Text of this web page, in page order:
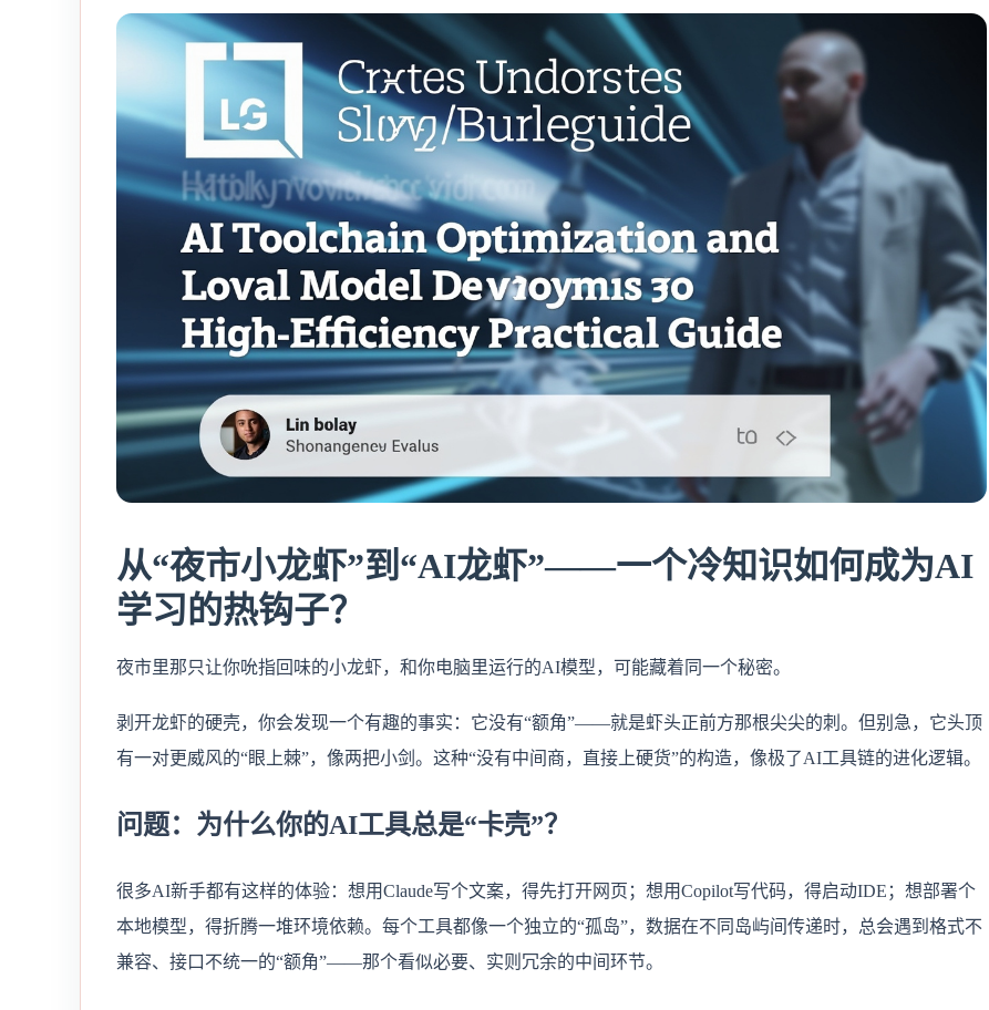
从“夜市小龙虾”到“AI龙虾”——一个冷知识如何成为AI
学习的热钩子？
夜市里那只让你吮指回味的小龙虾，和你电脑里运行的AI模型，可能藏着同一个秘密。
剥开龙虾的硬壳，你会发现一个有趣的事实：它没有“额角”——就是虾头正前方那根尖尖的刺。但别急，它头顶
有一对更威风的“眼上棘”，像两把小剑。这种“没有中间商，直接上硬货”的构造，像极了AI工具链的进化逻辑。
问题：为什么你的AI工具总是“卡壳”？
很多AI新手都有这样的体验：想用Claude写个文案，得先打开网页；想用Copilot写代码，得启动IDE；想部署个
本地模型，得折腾一堆环境依赖。每个工具都像一个独立的“孤岛”，数据在不同岛屿间传递时，总会遇到格式不
兼容、接口不统一的“额角”——那个看似必要、实则冗余的中间环节。